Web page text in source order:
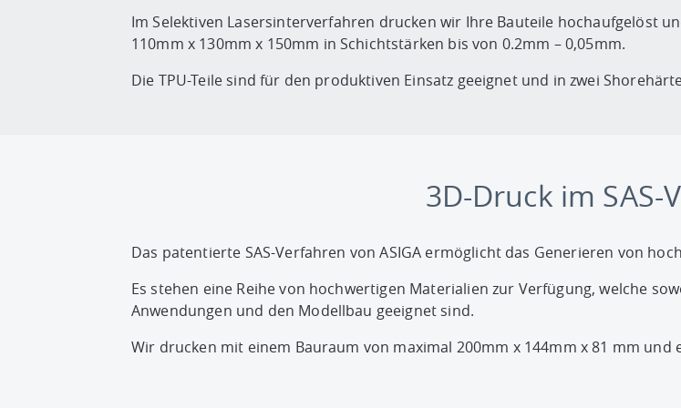
Im Selektiven Lasersinterverfahren drucken wir Ihre Bauteile hochaufgelöst
110mm x 130mm x 150mm in Schichtstärken bis von 0.2mm – 0,05mm.
Die TPU-Teile sind für den produktiven Einsatz geeignet und in zwei
3D-Druck im SAS-
Das patentierte SAS-Verfahren von ASIGA ermöglicht das Generieren von
Es stehen eine Reihe von hochwertigen Materialien zur Verfügung, welche
Anwendungen und den Modellbau geeignet sind.
Wir drucken mit einem Bauraum von maximal 200mm x 144mm x 81 mm und